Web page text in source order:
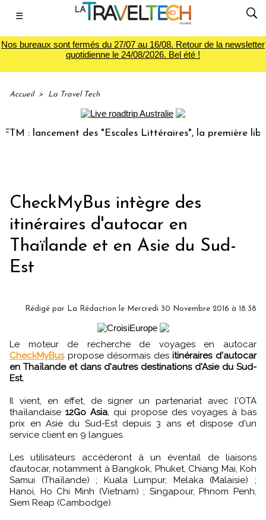
☰
Nos bureaux sont fermés du 27/07 au 16/08. Retour de la newsletter
quotidienne le 24/08/2026. Bel été !
Accueil > La Travel Tech
: lancement des "Escales Littéraires", la première
CheckMyBus intègre des
itinéraires d'autocar en
Thaïlande et en Asie du Sud-
Est
Rédigé par La Rédaction le Mercredi 30 Novembre 2016 à 18:38
Le moteur de recherche de voyages en autocar
CheckMyBuspropose désormais desitinéraires d'autocar
en Thaïlande et dans d'autres destinations d'Asie du Sud-
Est.
Il vient, en effet, de signer un partenariat avec l'OTA
thaïlandaise12Go Asia , qui propose des voyages à bas
prix en Asie du Sud-Est depuis 3 ans et dispose d'un
service client en 9 langues.
Les utilisateurs accéderont à un éventail de liaisons
d’autocar, notamment à Bangkok, Phuket, Chiang Mai, Koh
Samui (Thaïlande) ; Kuala Lumpur, Melaka (Malaisie) ;
Hanoi, Ho Chi Minh (Vietnam) ; Singapour, Phnom Penh,
Siem Reap (Cambodge).